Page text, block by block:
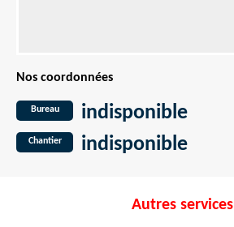
Nos coordonnées
Bureau indisponible
Chantier indisponible
Autres services